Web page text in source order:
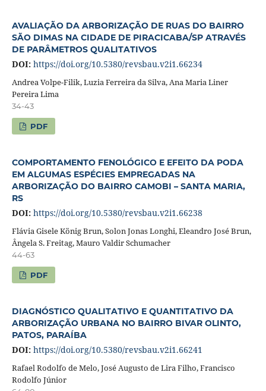
AVALIAÇÃO DA ARBORIZAÇÃO DE RUAS DO BAIRRO
SÃO DIMAS NA CIDADE DE PIRACICABA/SP ATRAVÉS
DE PARÂMETROS QUALITATIVOS
DOI: https://doi.org/10.5380/revsbau.v2i1.66234
Andrea Volpe-Filik, Luzia Ferreira da Silva, Ana Maria Liner
Pereira Lima
34-43
PDF
COMPORTAMENTO FENOLÓGICO E EFEITO DA PODA
EM ALGUMAS ESPÉCIES EMPREGADAS NA
ARBORIZAÇÃO DO BAIRRO CAMOBI – SANTA MARIA,
RS
DOI: https://doi.org/10.5380/revsbau.v2i1.66238
Flávia Gisele König Brun, Solon Jonas Longhi, Eleandro José Brun,
Ângela S. Freitag, Mauro Valdir Schumacher
44-63
PDF
DIAGNÓSTICO QUALITATIVO E QUANTITATIVO DA
ARBORIZAÇÃO URBANA NO BAIRRO BIVAR OLINTO,
PATOS, PARAÍBA
DOI: https://doi.org/10.5380/revsbau.v2i1.66241
Rafael Rodolfo de Melo, José Augusto de Lira Filho, Francisco
Rodolfo Júnior